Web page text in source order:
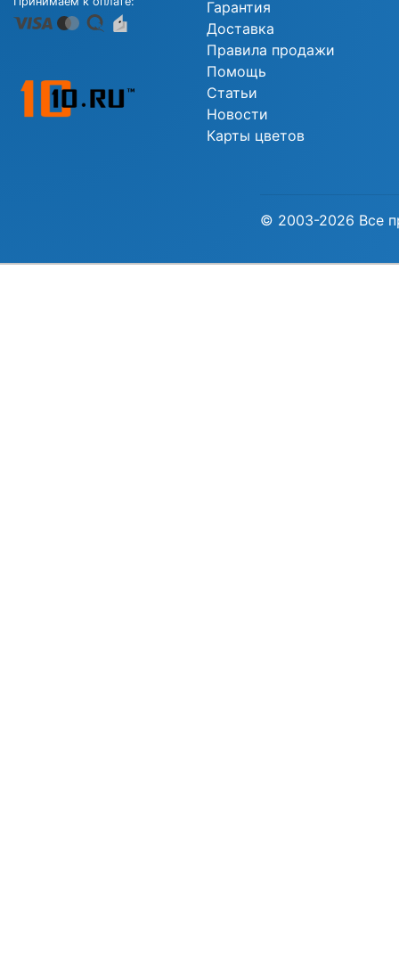
Гарантия
Доставка
Правила продажи
Помощь
Статьи
Новости
Карты цветов
© 2003-2026 Все